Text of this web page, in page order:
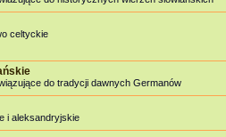
celtyckie
do tradycji dawnych Germanów
i aleksandryjskie